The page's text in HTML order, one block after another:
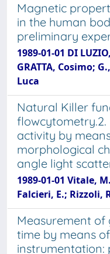
Magnetic
in the human
preliminary
1989-01-01 DI
GRATTA, Cosimo;
Luca
Natural Killer
activity by
morphological
angle light
1989-01-01 Vitale,
Falcieri, E.; Rizzoli,
Measurement
time by means
instrumentation: